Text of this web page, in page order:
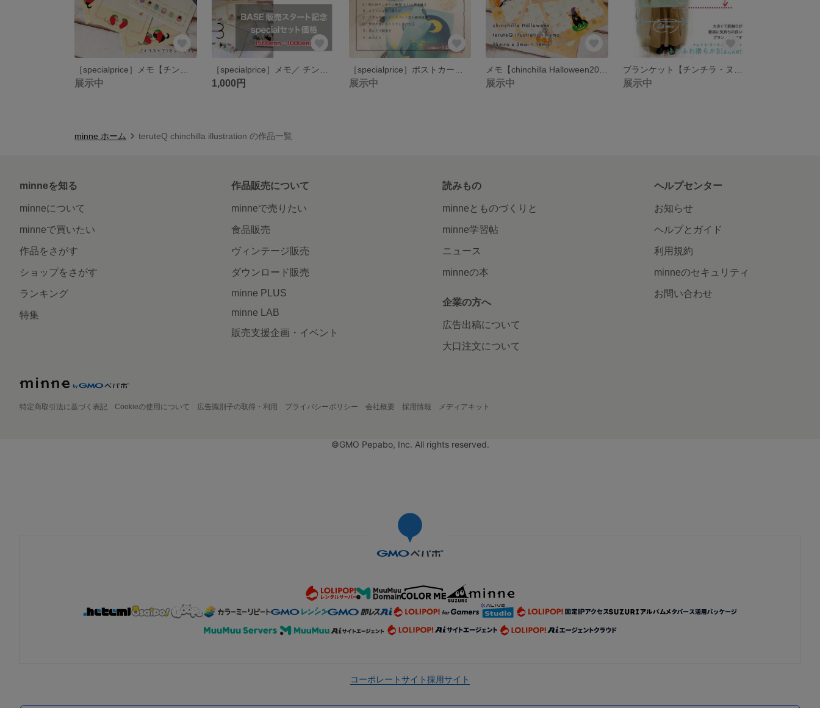
展示中 1,000円 展示中 展示中 展示中
minne ホーム teruteQ chinchilla illustration の作品一覧
minneを知る
minneについて
minneで買いたい
作品をさがす
ショップをさがす
ランキング
特集
作品販売について
minneで売りたい
食品販売
ヴィンテージ販売
ダウンロード販売
minne PLUS
minne LAB
販売支援企画・イベント
読みもの
minneとものづくりと
minne学習帖
ニュース
minneの本
企業の方へ
広告出稿について
大口注文について
ヘルプセンター
お知らせ
ヘルプとガイド
利用規約
minneのセキュリティ
お問い合わせ
特定商取引法に基づく表記 Cookieの使用について 広告識別子の取得・利用 プライバシーポリシー 会社概要 採用情報 メディアキット
©GMO Pepabo, Inc. All rights reserved.
コーポレートサイト採用サイト